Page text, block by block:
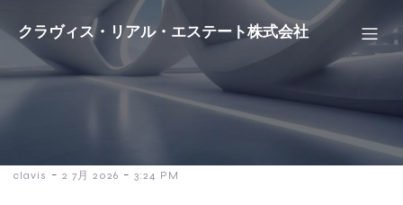
クラヴィス・リアル・エステート株式会社
clavis - 2 7月 2026 - 3:24 PM